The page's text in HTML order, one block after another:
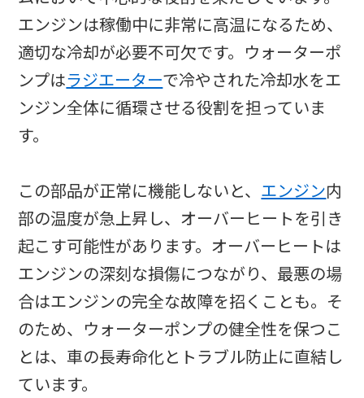
エンジンは稼働中に非常に高温になるため、
適切な冷却が必要不可欠です。ウォーターポ
ンプはラジエーターで冷やされた冷却水をエ
ンジン全体に循環させる役割を担っていま
す。
この部品が正常に機能しないと、 エンジン内
部の温度が急上昇し、オーバーヒートを引き
起こす可能性があります。オーバーヒートは
エンジンの深刻な損傷につながり、最悪の場
合はエンジンの完全な故障を招くことも。そ
のため、ウォーターポンプの健全性を保つこ
とは、車の長寿命化とトラブル防止に直結し
ています。